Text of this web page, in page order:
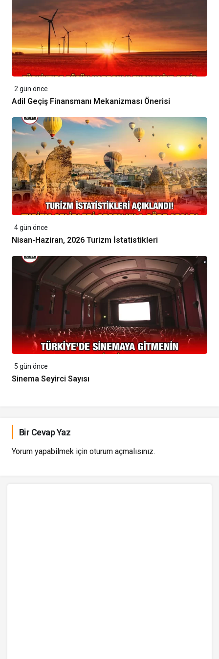
2 gün önce
Adil Geçiş Finansmanı Mekanizması Önerisi
4 gün önce
Nisan-Haziran, 2026 Turizm İstatistikleri
5 gün önce
Sinema Seyirci Sayısı
Bir Cevap Yaz
Yorum yapabilmek için oturum açmalısınız.